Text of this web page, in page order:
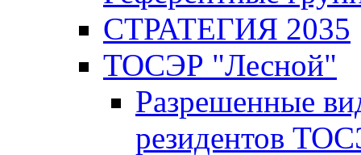
СТРАТЕГИЯ 2035
ТОСЭР "Лесной"
Разрешенные
резидентов